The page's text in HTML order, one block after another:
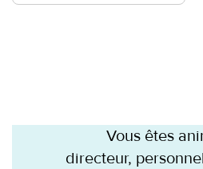
Vous êtes
directeur,